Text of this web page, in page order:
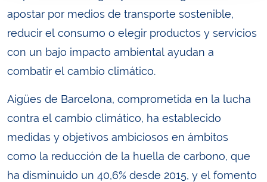
apostar por medios de transporte sostenible,
reducir el consumo o elegir productos y servicios
con un bajo impacto ambiental ayudan a
combatir el cambio climático.
Aigües de Barcelona, ​​comprometida en la lucha
contra el cambio climático, ha establecido
medidas y objetivos ambiciosos en ámbitos
como la reducción de la huella de carbono, que
ha disminuido un 40,6% desde 2015, y el fomento